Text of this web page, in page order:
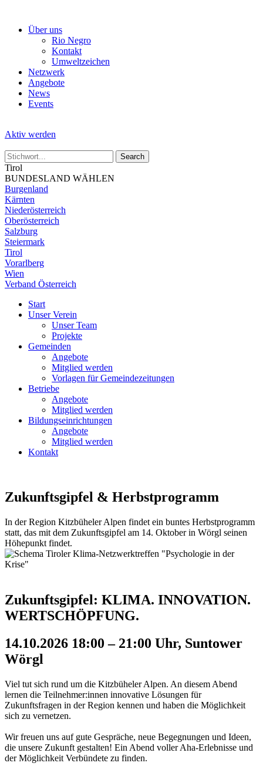
Über uns
Rio Negro
Kontakt
Umweltzeichen
Netzwerk
Angebote
News
Events
Aktiv werden
Tirol
BUNDESLAND WÄHLEN
Burgenland
Kärnten
Niederösterreich
Oberösterreich
Salzburg
Steiermark
Tirol
Vorarlberg
Wien
Verband Österreich
Start
Unser Verein
Unser Team
Projekte
Gemeinden
Angebote
Mitglied werden
Vorlagen für Gemeindezeitungen
Betriebe
Angebote
Mitglied werden
Bildungseinrichtungen
Angebote
Mitglied werden
Kontakt
Zukunftsgipfel & Herbstprogramm
In der Region Kitzbüheler Alpen findet ein buntes Herbstprogramm
statt, das mit dem Zukunftsgipfel am 14. Oktober in Wörgl seinen
Höhepunkt findet.
Zukunftsgipfel: KLIMA. INNOVATION.
WERTSCHÖPFUNG.
14.10.2026 18:00 – 21:00 Uhr, Suntower
Wörgl
Viel tut sich rund um die Kitzbüheler Alpen. An diesem Abend
lernen die Teilnehmer:innen innovative Lösungen für
Zukunftsfragen in der Region kennen und haben die Möglichkeit
sich zu vernetzen.
Wir freuen uns auf gute Gespräche, neue Begegnungen und Ideen,
die unsere Zukunft gestalten! Ein Abend voller Aha-Erlebnisse und
der Möglichkeit Verbündete zu finden.